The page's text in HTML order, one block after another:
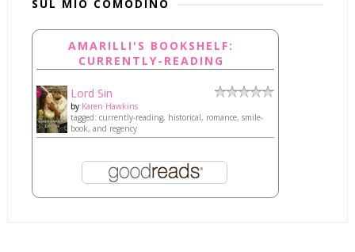
SUL MIO COMODINO
AMARILLI'S BOOKSHELF:
CURRENTLY-READING
Lord Sin
by Karen Hawkins
tagged: currently-reading, historical, romance, smile-
book, and regency